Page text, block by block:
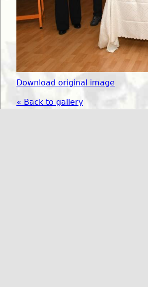
Download original image
« Back to gallery